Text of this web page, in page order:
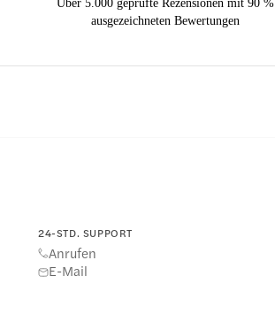
Über 5.000 geprüfte Rezensionen mit 90 %
ausgezeichneten Bewertungen
24-STD. SUPPORT
Anrufen
E-Mail